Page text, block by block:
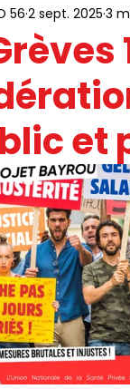
AFOC56
Questionnaire
SERVICE PUBLIC
ADAPEI 56
et
562 sept. 2025 3